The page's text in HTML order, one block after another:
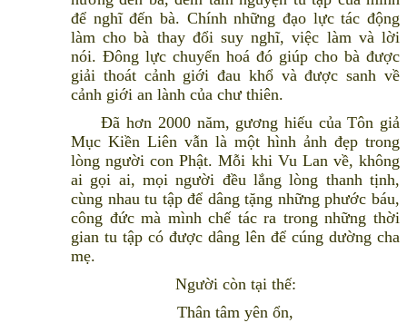
để nghĩ đến bà. Chính những đạo lực tác động
làm cho bà thay đổi suy nghĩ, việc làm và lời
nói. Đông lực chuyển hoá đó giúp cho bà được
giải thoát cảnh giới đau khổ và được sanh về
cảnh giới an lành của chư thiên.
Đã hơn 2000 năm, gương hiếu của Tôn giả
Mục Kiền Liên vẫn là một hình ảnh đẹp trong
lòng người con Phật. Mỗi khi Vu Lan về, không
ai gọi ai, mọi người đều lắng lòng thanh tịnh,
cùng nhau tu tập để dâng tặng những phước báu,
công đức mà mình chế tác ra trong những thời
gian tu tập có được dâng lên để cúng dường cha
mẹ.
Người còn tại thế:
Thân tâm yên ổn,